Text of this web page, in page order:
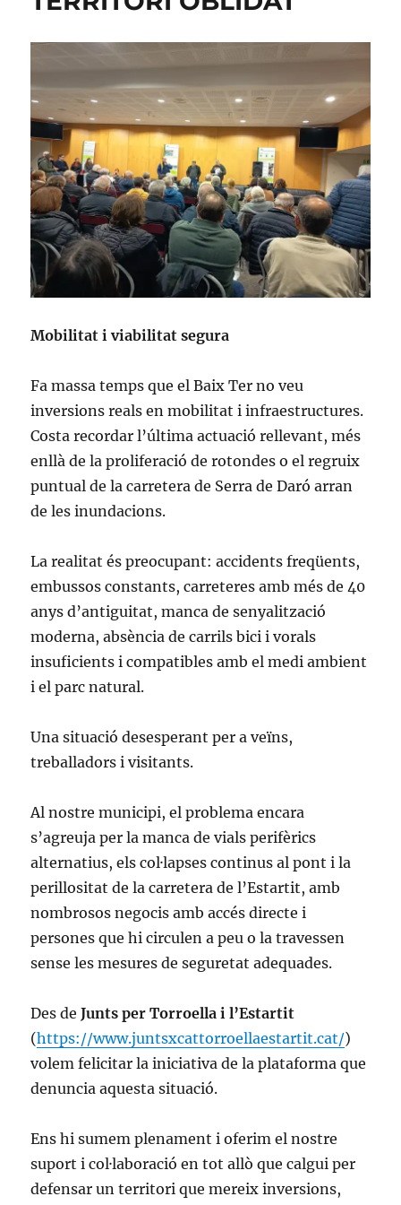
Mobilitat i viabilitat segura
Fa massa temps que el Baix Ter no veu
inversions reals en mobilitat i infraestructures.
Costa recordar l’última actuació rellevant, més
enllà de la proliferació de rotondes o el regruix
puntual de la carretera de Serra de Daró arran
de les inundacions.
La realitat és preocupant: accidents freqüents,
embussos constants, carreteres amb més de 40
anys d’antiguitat, manca de senyalització
moderna, absència de carrils bici i vorals
insuficients i compatibles amb el medi ambient
i el parc natural.
Una situació desesperant per a veïns,
treballadors i visitants.
Al nostre municipi, el problema encara
s’agreuja per la manca de vials perifèrics
alternatius, els col·lapses continus al pont i la
perillositat de la carretera de l’Estartit, amb
nombrosos negocis amb accés directe i
persones que hi circulen a peu o la travessen
sense les mesures de seguretat adequades.
Des deJunts per Torroella i l’Estartit
(https://www.juntsxcattorroellaestartit.cat/)
volem felicitar la iniciativa de la plataforma que
denuncia aquesta situació.
Ens hi sumem plenament i oferim el nostre
suport i col·laboració en tot allò que calgui per
defensar un territori que mereix inversions,